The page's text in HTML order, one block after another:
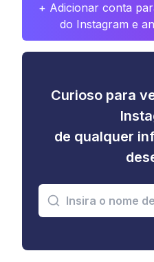
+ Adicionar conta
do Instagram e
Curioso para
de qualquer